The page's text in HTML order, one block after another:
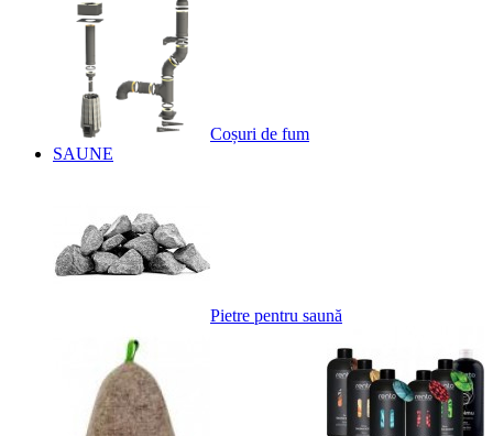
Coșuri de fum
SAUNE
Pietre pentru saună